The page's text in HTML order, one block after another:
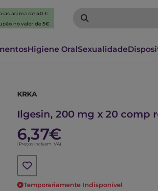
acima de 40 €
no valor de 5€
Higiene OralSexualidade
KRKA
Ilgesin, 200 mg x 20 comp
6,37€
(Preços incluem IVA)
Temporariamente Indisponível